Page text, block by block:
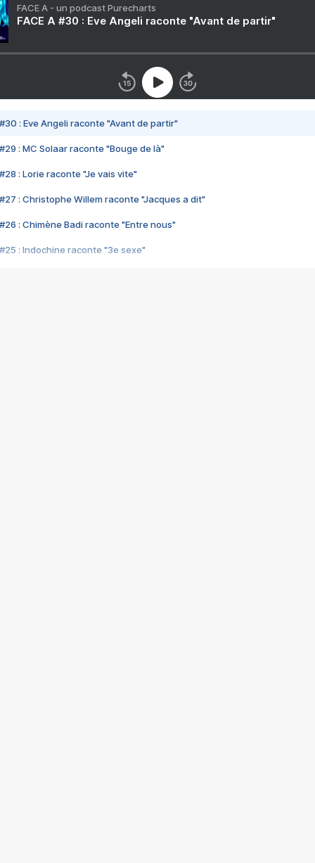
FACE A - un podcast Purecharts
FACE A #30 : Eve Angeli raconte "Avant de partir"
#30 : Eve Angeli raconte "Avant de partir"
#29 : MC Solaar raconte "Bouge de là"
#28 : Lorie raconte "Je vais vite"
#27 : Christophe Willem raconte "Jacques a dit"
#26 : Chimène Badi raconte "Entre nous"
#25 : Indochine raconte "3e sexe"